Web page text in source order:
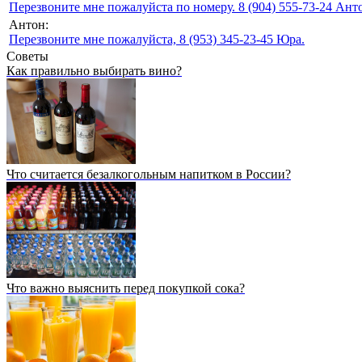
Перезвоните мне пожалуйста по номеру. 8 (904) 555-73-24
Антон:
Перезвоните мне пожалуйста, 8 (953) 345-23-45 Юра.
Советы
Как правильно выбирать вино?
Что считается безалкогольным напитком в России?
Что важно выяснить перед покупкой сока?